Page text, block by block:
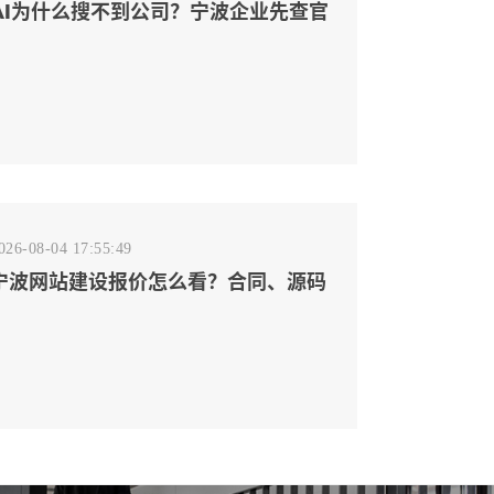
为什么搜不到公司？宁波企业先查官
08-04 17:55:49
波网站建设报价怎么看？合同、源码